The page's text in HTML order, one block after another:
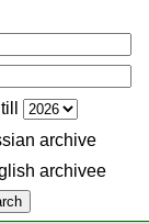
till
archive
archiveе